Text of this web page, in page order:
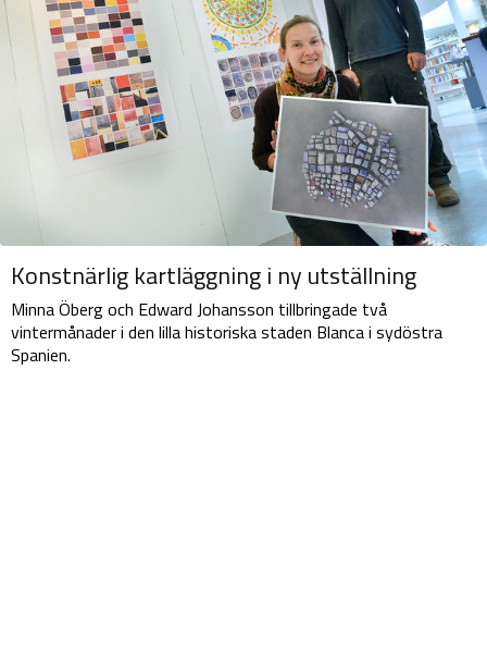
Konstnärlig kartläggning i ny utställning
Minna Öberg och Edward Johansson tillbringade två
vintermånader i den lilla historiska staden Blanca i sydöstra
Spanien.